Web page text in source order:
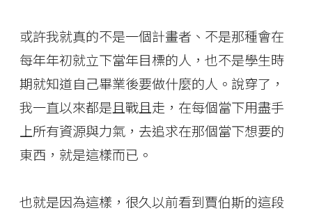
或許我就真的不是一個計畫者、不是那種會在
每年年初就立下當年目標的人，也不是學生時
期就知道自己畢業後要做什麼的人。說穿了，
我一直以來都是且戰且走，在每個當下用盡手
上所有資源與力氣，去追求在那個當下想要的
東西，就是這樣而已。
也就是因為這樣，很久以前看到賈伯斯的這段